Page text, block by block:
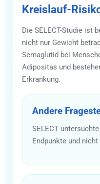
Kreislauf-
Die SELECT-Studie ist
nicht nur Gewicht
Semaglutid bei
Adipositas und
Erkrankung.
Andere
SELECT
Endpunkte und